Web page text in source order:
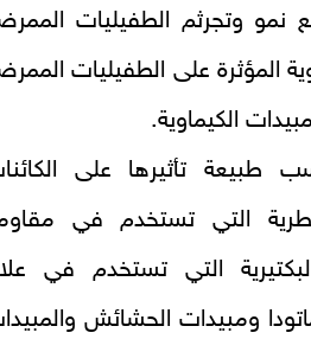
نمو وتجرثم الطفيليات
المؤثرة على الطفيليات
الكيماوية.
طبيعة تأثيرها على
التي تستخدم في
التي تستخدم في
ومبيدات الحشائش